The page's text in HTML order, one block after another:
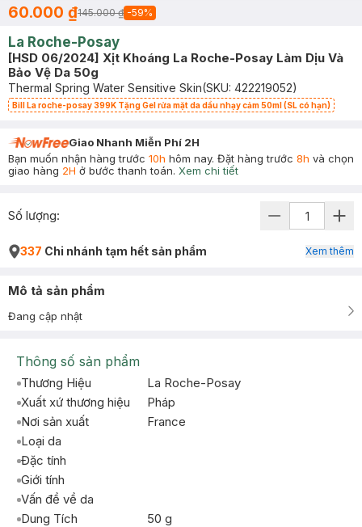
60.000 ₫145.000 ₫ -59%
La Roche-Posay
[HSD 06/2024] Xịt Khoáng La Roche-Posay Làm Dịu Và
Bảo Vệ Da 50g
Thermal Spring Water Sensitive Skin(SKU: 422219052)
Bill La roche-posay 399K Tặng Gel rửa mặt da dầu nhạy cảm 50ml (SL có hạn)
Giao Nhanh Miễn Phí 2H
Bạn muốn nhận hàng trước 10h hôm nay. Đặt hàng trước 8h và chọn
giao hàng 2H ở bước thanh toán. Xem chi tiết
Số lượng:
337 Chi nhánh tạm hết sản phẩm Xem thêm
Mô tả sản phẩm
Đang cập nhật
Thông số sản phẩm
Thương Hiệu
La Roche-Posay
Xuất xứ thương hiệu
Pháp
Nơi sản xuất
France
Loại da
Đặc tính
Giới tính
Vấn đề về da
Dung Tích
50 g